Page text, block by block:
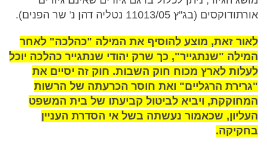
אורתודוקסים (בג"ץ 11013/05 נטליה דהן נ' שר הפנים).
לאור זאת, מוצע להוסיף את המילה "כהלכה" לאחר
המילה "שנתגייר", כך שרק יהודי שנתגייר כהלכה יוכל
לעלות לארץ מכוח חוק השבות. חוק זה יסיים את
"גרירת הרגליים" ואת חוסר הכרעתה של הרשות
המחוקקת, ויביא לביטול קביעתו של בית המשפט
העליון, שכאמור נעשתה בשל אי הסדרת העניין
בחקיקה.